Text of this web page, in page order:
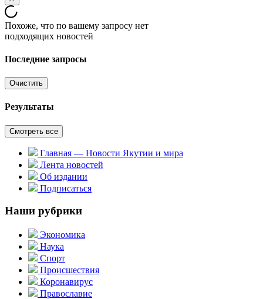
Похоже, что по вашему запросу нет
подходящих новостей
Последние запросы
Очистить
Результаты
Смотреть все
Главная — Новости Якутии и мира
Лента новостей
Об издании
Подписаться
Наши рубрики
Экономика
Наука
Спорт
Происшествия
Коронавирус
Православие